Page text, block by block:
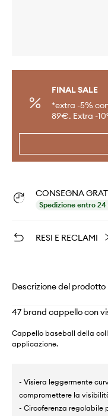
FINAL SALE
*extra -5%
89€. Extra -
CONSEGNA
Spedizione entro 24
RESI E RECLAMI
Descrizione del prodotto
47 brand cappello con
Cappello baseball della
applicazione.
- Visiera leggermente
compromettere la
- Circoferenza regolabile